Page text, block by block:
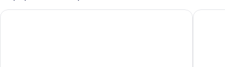
Αναπηρία
για
ibis Paris La Défense Esplanade Melia